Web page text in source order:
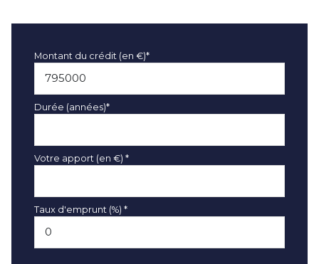
Montant du crédit (en €)*
Durée (années)*
Votre apport (en €) *
Taux d'emprunt (%) *